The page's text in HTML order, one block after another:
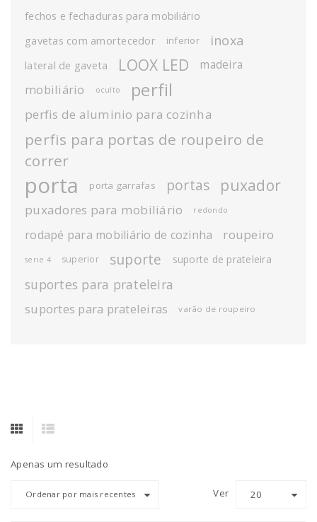
fechos e fechaduras para mobiliário
gavetas com amortecedor
inferior inoxa
lateral de gaveta LOOX LED madeira
mobiliário oculto perfil
perfis de aluminio para cozinha
perfis para portas de roupeiro de
correr
porta porta garrafas portas puxador
puxadores para mobiliário redondo
rodapé para mobiliário de cozinha roupeiro
serie 4 superior suporte suporte de prateleira
suportes para prateleira
suportes para prateleiras varão de roupeiro
Apenas um resultado
Ordenar por mais recentes Ver 20